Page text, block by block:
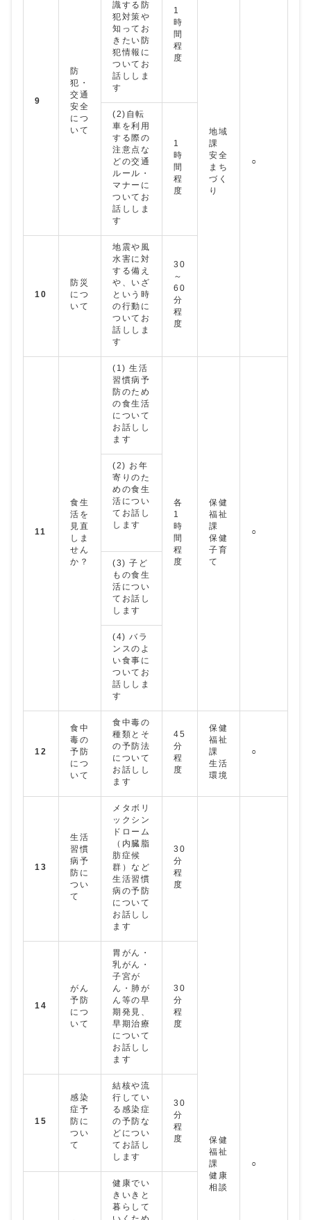
9
防
犯・
交通
安全
につ
いて
識する防
犯対策や
知ってお
きたい防
犯情報に
ついてお
話ししま
す
1
時
間
程
度
地域
課
安全
まち
づく
り
○
(2)自転
車を利用
する際の
注意点な
どの交通
ルール・
マナーに
ついてお
話ししま
す
1
時
間
程
度
10
防災
につ
いて
地震や風
水害に対
する備え
や、いざ
という時
の行動に
ついてお
話ししま
す
30
～
60
分
程
度
11
食生
活を
見直
しま
せん
か？
(1) 生活
習慣病予
防のため
の食生活
について
お話しし
ます
各
1
時
間
程
度
保健
福祉
課
保健
子育
て
○
(2) お年
寄りのた
めの食生
活につい
てお話し
します
(3) 子ど
もの食生
活につい
てお話し
します
(4) バラ
ンスのよ
い食事に
ついてお
話ししま
す
12
食中
毒の
予防
につ
いて
食中毒の
種類とそ
の予防法
について
お話しし
ます
45
分
程
度
保健
福祉
課
生活
環境
○
13
生活
習慣
病予
防に
つい
て
メタボリ
ックシン
ドローム
（内臓脂
肪症候
群）など
生活習慣
病の予防
について
お話しし
ます
30
分
程
度
保健
福祉
課
健康
相談
○
14
がん
予防
につ
いて
胃がん・
乳がん・
子宮が
ん・肺が
ん等の早
期発見、
早期治療
について
お話しし
ます
30
分
程
度
15
感染
症予
防に
つい
て
結核や流
行してい
る感染症
の予防な
どについ
てお話し
します
30
分
程
度
健康でい
きいきと
暮らして